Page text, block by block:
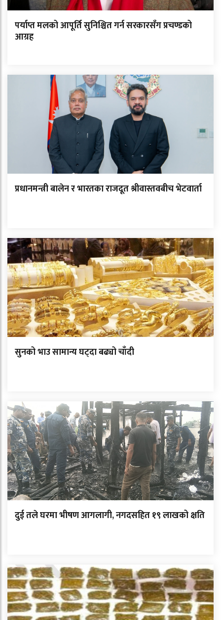
पर्याप्त मलको आपूर्ति सुनिश्चित गर्न सरकारसँग प्रचण्डको
आग्रह
प्रधानमन्त्री बालेन र भारतका राजदूत श्रीवास्तवबीच भेटवार्ता
सुनको भाउ सामान्य घट्दा बढ्यो चाँदी
दुई तले घरमा भीषण आगलागी, नगदसहित १९ लाखको क्षति